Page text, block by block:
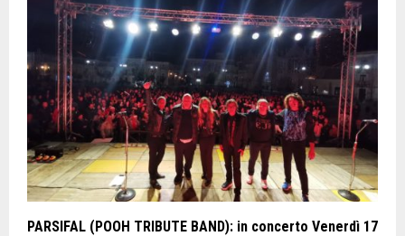
PARSIFAL (POOH TRIBUTE BAND): in concerto Venerdì 17